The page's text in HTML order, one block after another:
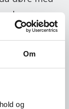
Om
og
som om
– men